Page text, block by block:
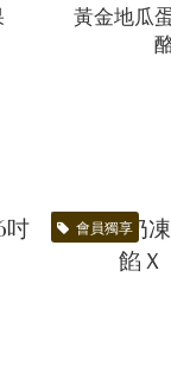
黃金地瓜
會員獨享